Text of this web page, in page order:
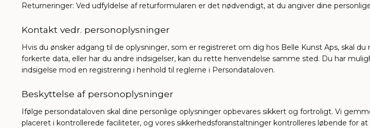
Returneringer: Ved udfyldelse af returformularen er det nødvendigt, at du angiver dine
Kontakt vedr. personoplysninger
Hvis du ønsker adgang til de oplysninger, som er registreret om dig hos Belle Kunst Aps, skal
forkerte data, eller har du andre indsigelser, kan du rette henvendelse samme sted. Du har
indsigelse mod en registrering i henhold til reglerne i Persondataloven.
Beskyttelse af personoplysninger
Ifølge persondataloven skal dine personlige oplysninger opbevares sikkert og fortroligt. Vi
placeret i kontrollerede faciliteter, og vores sikkerhedsforanstaltninger kontrolleres løbende for